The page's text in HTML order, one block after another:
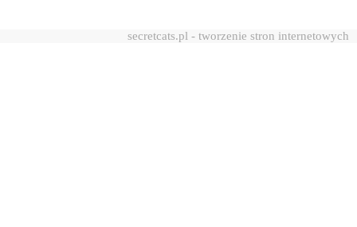
secretcats.pl - tworzenie stron internetowych